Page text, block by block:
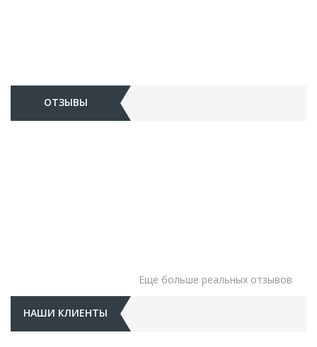
ОТЗЫВЫ
Еще больше реальных отзывов
НАШИ КЛИЕНТЫ